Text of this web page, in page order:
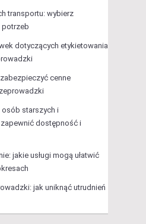
transportu: wybierz
dotyczących etykietowania
cenne
starszych i
zapewnić dostępność i
jakie usługi mogą ułatwić
jak uniknąć utrudnień